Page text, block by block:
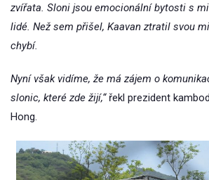
zvířata. Sloni jsou emocionální bytosti s
lidé. Než sem přišel, Kaavan ztratil svou
chybí.
Nyní však vidíme, že má zájem o
slonic, které zde žijí,“řekl prezident
Hong.